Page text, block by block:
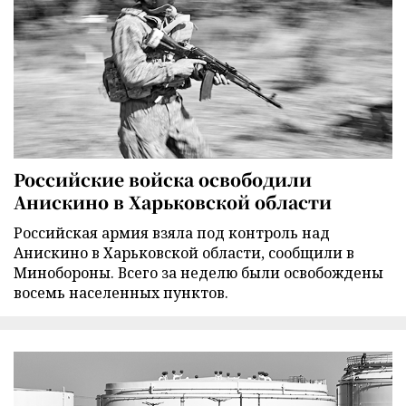
Российские войска освободили
Анискино в Харьковской области
Российская армия взяла под контроль над
Анискино в Харьковской области, сообщили в
Минобороны. Всего за неделю были освобождены
восемь населенных пунктов.